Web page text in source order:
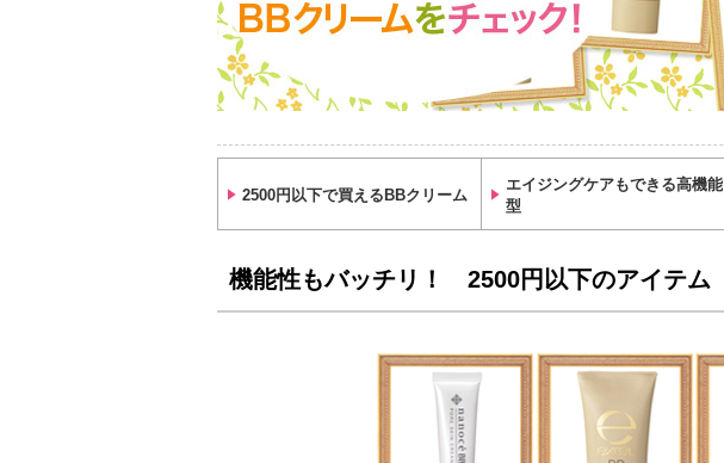
2500円以下で買えるBBクリーム
エイジングケアもできる高機能
型
機能性もバッチリ！ 2500円以下のアイテム